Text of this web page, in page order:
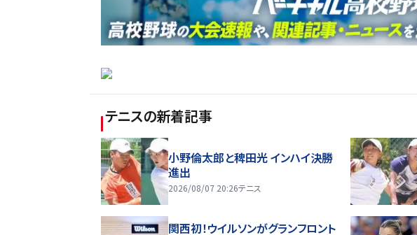
テニスの新着記事
小野倫太郎と稗田光 インハイ決勝
進出
2026/08/07 20:26テニス
関西初！ウイルソンがグランフロント